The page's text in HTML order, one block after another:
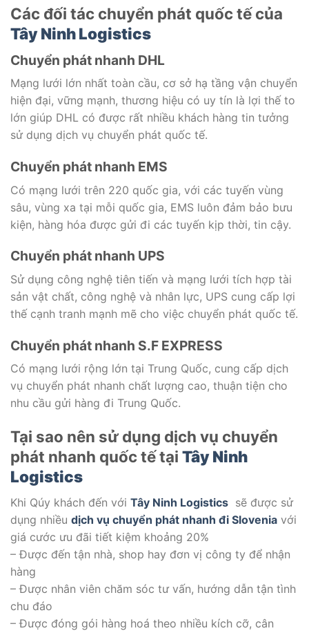
Các đối tác chuyển phát quốc tế của
Tây Ninh Logistics
Chuyển phát nhanh DHL
Mạng lưới lớn nhất toàn cầu, cơ sở hạ tầng vận chuyển
hiện đại, vững mạnh, thương hiệu có uy tín là lợi thế to
lớn giúp DHL có được rất nhiều khách hàng tin tưởng
sử dụng dịch vụ chuyển phát quốc tế.
Chuyển phát nhanh EMS
Có mạng lưới trên 220 quốc gia, với các tuyến vùng
sâu, vùng xa tại mỗi quốc gia, EMS luôn đảm bảo bưu
kiện, hàng hóa được gửi đi các tuyến kịp thời, tin cậy.
Chuyển phát nhanh UPS
Sử dụng công nghệ tiên tiến và mạng lưới tích hợp tài
sản vật chất, công nghệ và nhân lực, UPS cung cấp lợi
thế cạnh tranh mạnh mẽ cho việc chuyển phát quốc tế.
Chuyển phát nhanh S.F EXPRESS
Có mạng lưới rộng lớn tại Trung Quốc, cung cấp dịch
vụ chuyển phát nhanh chất lượng cao, thuận tiện cho
nhu cầu gửi hàng đi Trung Quốc.
Tại sao nên sử dụng dịch vụ chuyển
phát nhanh quốc tế tại Tây Ninh
Logistics
Khi Qúy khách đến với Tây Ninh Logistics sẽ được sử
dụng nhiều dịch vụ chuyển phát nhanh đi Slovenia với
giá cước ưu đãi tiết kiệm khoảng 20%
– Được đến tận nhà, shop hay đơn vị công ty để nhận
hàng
– Được nhân viên chăm sóc tư vấn, hướng dẫn tận tình
chu đáo
– Được đóng gói hàng hoá theo nhiều kích cỡ, cân